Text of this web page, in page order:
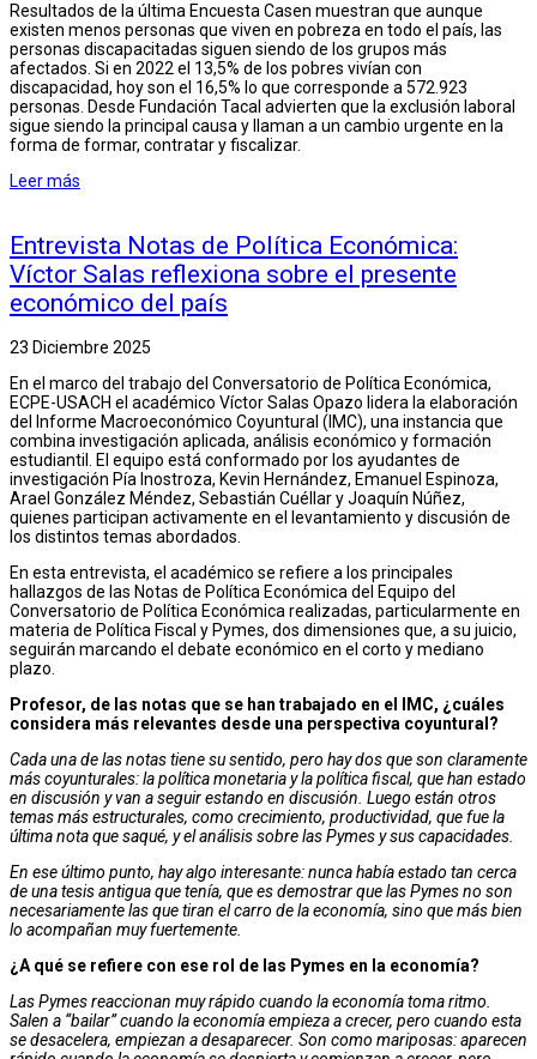
Resultados de la última Encuesta Casen muestran que aunque
existen menos personas que viven en pobreza en todo el país, las
personas discapacitadas siguen siendo de los grupos más
afectados. Si en 2022 el 13,5% de los pobres vivían con
discapacidad, hoy son el 16,5% lo que corresponde a 572.923
personas. Desde Fundación Tacal advierten que la exclusión laboral
sigue siendo la principal causa y llaman a un cambio urgente en la
forma de formar, contratar y fiscalizar.
Leer más
Entrevista Notas de Política Económica:
Víctor Salas reflexiona sobre el presente
económico del país
23 Diciembre 2025
En el marco del trabajo del Conversatorio de Política Económica,
ECPE-USACH el académico Víctor Salas Opazo lidera la elaboración
del Informe Macroeconómico Coyuntural (IMC), una instancia que
combina investigación aplicada, análisis económico y formación
estudiantil. El equipo está conformado por los ayudantes de
investigación Pía Inostroza, Kevin Hernández, Emanuel Espinoza,
Arael González Méndez, Sebastián Cuéllar y Joaquín Núñez,
quienes participan activamente en el levantamiento y discusión de
los distintos temas abordados.
En esta entrevista, el académico se refiere a los principales
hallazgos de las Notas de Política Económica del Equipo del
Conversatorio de Política Económica realizadas, particularmente en
materia de Política Fiscal y Pymes, dos dimensiones que, a su juicio,
seguirán marcando el debate económico en el corto y mediano
plazo.
Profesor, de las notas que se han trabajado en el IMC, ¿cuáles
considera más relevantes desde una perspectiva coyuntural?
Cada una de las notas tiene su sentido, pero hay dos que son claramente
más coyunturales: la política monetaria y la política fiscal, que han estado
en discusión y van a seguir estando en discusión. Luego están otros
temas más estructurales, como crecimiento, productividad, que fue la
última nota que saqué, y el análisis sobre las Pymes y sus capacidades.
En ese último punto, hay algo interesante: nunca había estado tan cerca
de una tesis antigua que tenía, que es demostrar que las Pymes no son
necesariamente las que tiran el carro de la economía, sino que más bien
lo acompañan muy fuertemente.
¿A qué se refiere con ese rol de las Pymes en la economía?
Las Pymes reaccionan muy rápido cuando la economía toma ritmo.
Salen a “bailar” cuando la economía empieza a crecer, pero cuando esta
se desacelera, empiezan a desaparecer. Son como mariposas: aparecen